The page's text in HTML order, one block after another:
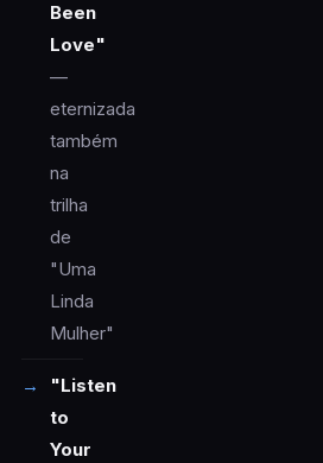
Been
Love"
—
eternizada
também
na
trilha
de
"Uma
Linda
Mulher"
"Listen
to
Your